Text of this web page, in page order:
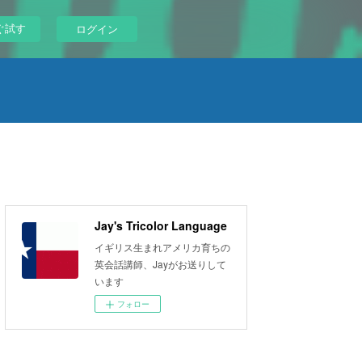
試す ログイン
Jay's Tricolor Language
イギリス生まれアメリカ育ちの
英会話講師、Jayがお送りして
います
フォロー